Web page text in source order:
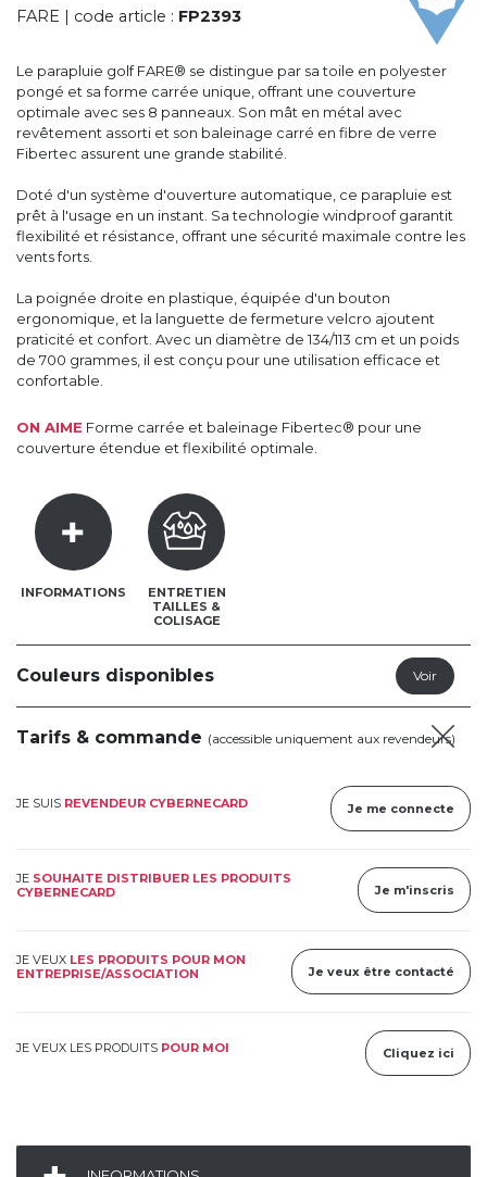
FARE | code article : FP2393
Le parapluie golf FARE® se distingue par sa toile en polyester
pongé et sa forme carrée unique, offrant une couverture
optimale avec ses 8 panneaux. Son mât en métal avec
revêtement assorti et son baleinage carré en fibre de verre
Fibertec assurent une grande stabilité.
Doté d'un système d'ouverture automatique, ce parapluie est
prêt à l'usage en un instant. Sa technologie windproof garantit
flexibilité et résistance, offrant une sécurité maximale contre les
vents forts.
La poignée droite en plastique, équipée d'un bouton
ergonomique, et la languette de fermeture velcro ajoutent
praticité et confort. Avec un diamètre de 134/113 cm et un poids
de 700 grammes, il est conçu pour une utilisation efficace et
confortable.
ON AIME Forme carrée et baleinage Fibertec® pour une
couverture étendue et flexibilité optimale.
INFORMATIONS
ENTRETIEN
TAILLES &
COLISAGE
Couleurs disponibles
Tarifs & commande (accessible uniquement aux revendeurs)
JE SUIS REVENDEUR CYBERNECARD Je me connecte
JE SOUHAITE DISTRIBUER LES PRODUITS
CYBERNECARD
Je m'inscris
JE VEUX LES PRODUITS POUR MON
ENTREPRISE/ASSOCIATION
Je veux être contacté
JE VEUX LES PRODUITS POUR MOI Cliquez ici